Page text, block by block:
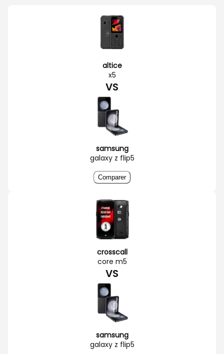
altice
x5
VS
samsung
galaxy z flip5
Comparer
crosscall
core m5
VS
samsung
galaxy z flip5